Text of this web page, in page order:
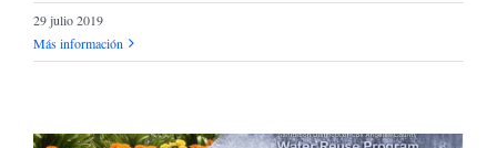
29 julio 2019
Más información